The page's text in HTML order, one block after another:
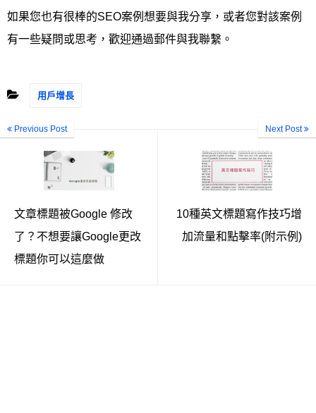
如果您也有很棒的SEO案例想要與我分享，或者您對該案例
有一些疑問或思考，歡迎通過郵件與我聯繫。
用戶增長
Previous Post
文章標題被Google 修改
了？不想要讓Google更改
標題你可以這麼做
Next Post
10種英文標題寫作技巧增
加流量和點擊率(附示例)